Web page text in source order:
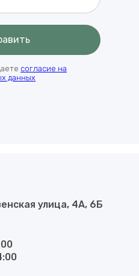
согласие на
данных
улица, 4А, 6Б